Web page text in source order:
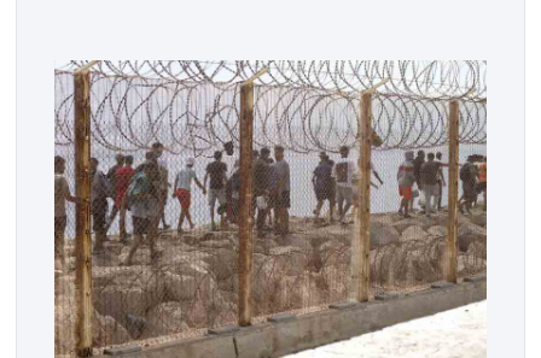
المركب أثناء مزاولته نشاط الصيد البحري، قبل أن تتفاقم
الوضعية وينتهي الأمر بغرقه، ما استنفر عدداً من مراكب […]